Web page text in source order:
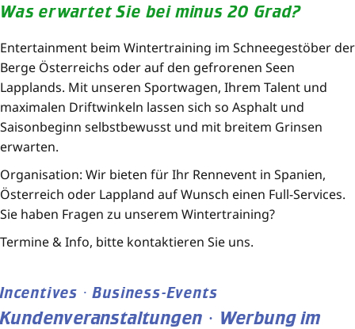
Was erwartet Sie bei minus 20 Grad?
Entertainment beim Wintertraining im Schneegestöber der
Berge Österreichs oder auf den gefrorenen Seen
Lapplands. Mit unseren Sportwagen, Ihrem Talent und
maximalen Driftwinkeln lassen sich so Asphalt und
Saisonbeginn selbstbewusst und mit breitem Grinsen
erwarten.
Organisation: Wir bieten für Ihr Rennevent in Spanien,
Österreich oder Lappland auf Wunsch einen Full-Services.
Sie haben Fragen zu unserem Wintertraining?
Termine & Info, bitte kontaktieren Sie uns.
Incentives · Business-Events
Kundenveranstaltungen · Werbung im